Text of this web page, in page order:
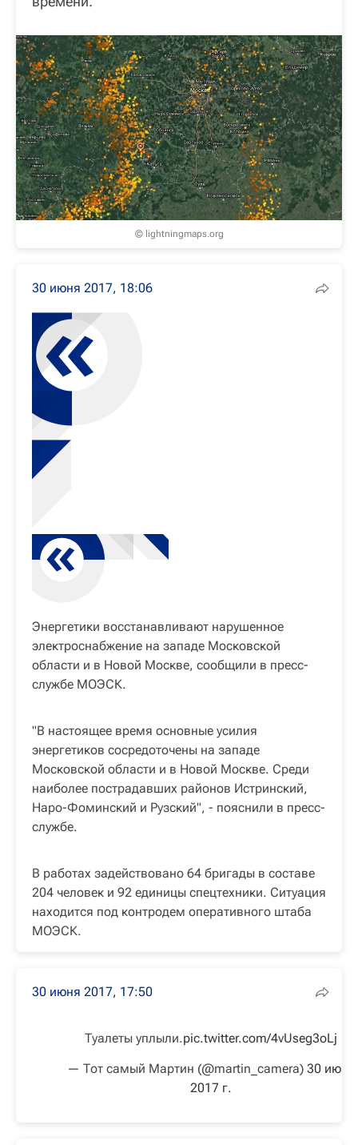
© lightningmaps.org
30 июня 2017, 18:06
Энергетики восстанавливают нарушенное
электроснабжение на западе Московской
области и в Новой Москве, сообщили в пресс-
службе МОЭСК.
"В настоящее время основные усилия
энергетиков сосредоточены на западе
Московской области и в Новой Москве. Среди
наиболее пострадавших районов Истринский,
Наро-Фоминский и Рузский", - пояснили в пресс-
службе.
В работах задействовано 64 бригады в составе
204 человек и 92 единицы спецтехники. Ситуация
находится под контродем оперативного штаба
МОЭСК.
30 июня 2017, 17:50
Туалеты уплыли.pic.twitter.com/4vUseg3oLj
— Тот самый Мартин (@martin_camera) 30 июня
2017 г.